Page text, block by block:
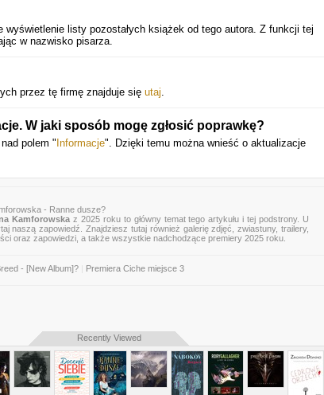
wyświetlenie listy pozostałych książek od tego autora. Z funkcji tej
w nazwisko pisarza.
przez tę firmę znajduje się utaj.
W jaki sposób mogę zgłosić poprawkę?
polem " Informacje". Dzięki temu można wnieść o aktualizacje
- Ranne dusze?
Kamforowska z 2025 roku to główny temat tego artykułu i tej podstrony. U
naszą zapowiedź. Znajdziesz tutaj również galerię zdjęć, zwiastuny, trailery,
oraz zapowiedzi, a także wszystkie nadchodzące premiery 2025 roku.
- [New Album]? Premiera Ciche miejsce 3
Recently Viewed